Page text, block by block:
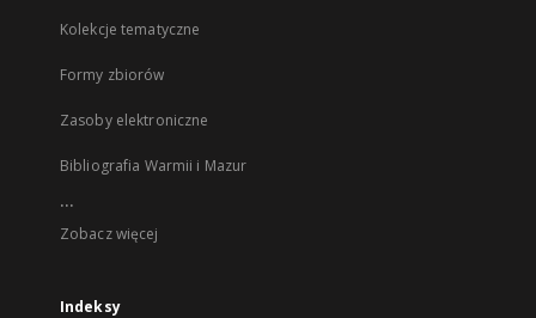
Kolekcje tematyczne
Formy zbiorów
Zasoby elektroniczne
Bibliografia Warmii i Mazur
...
Zobacz więcej
Indeksy